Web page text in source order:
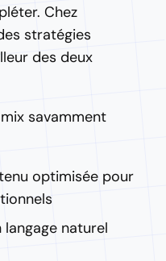
Chez
stratégies
des deux
savamment
optimisée pour
langage naturel